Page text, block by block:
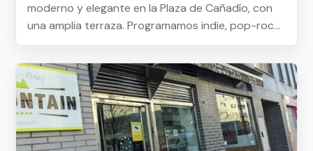
moderno y elegante en la Plaza de Cañadío, con
una amplia terraza. Programamos indie, pop-rock,
músi...